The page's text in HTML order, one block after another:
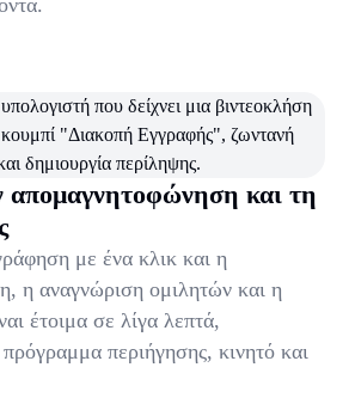
απομαγνητοφώνηση και τη
με ένα κλικ και η
η αναγνώριση ομιλητών και η
έτοιμα σε λίγα λεπτά,
περιήγησης, κινητό και